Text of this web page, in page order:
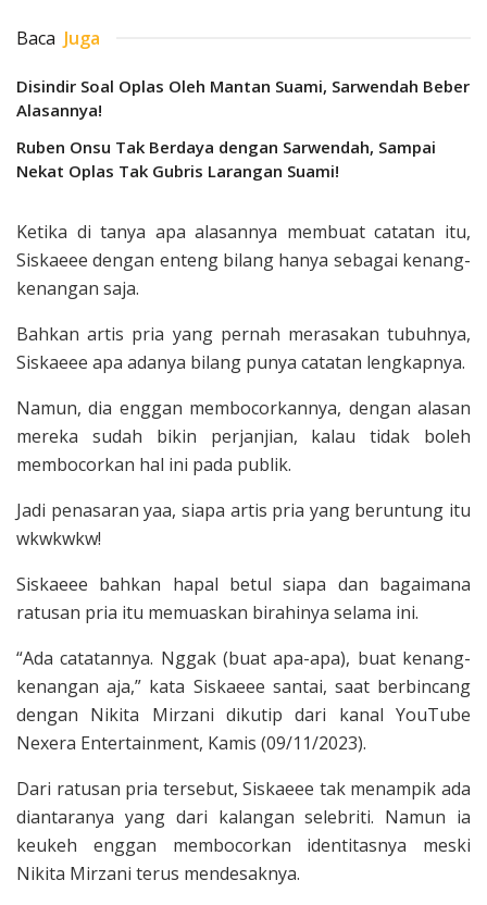
Baca Juga
Disindir Soal Oplas Oleh Mantan Suami, Sarwendah Beber
Alasannya!
Ruben Onsu Tak Berdaya dengan Sarwendah, Sampai
Nekat Oplas Tak Gubris Larangan Suami!
Ketika di tanya apa alasannya membuat catatan itu,
Siskaeee dengan enteng bilang hanya sebagai kenang-
kenangan saja.
Bahkan artis pria yang pernah merasakan tubuhnya,
Siskaeee apa adanya bilang punya catatan lengkapnya.
Namun, dia enggan membocorkannya, dengan alasan
mereka sudah bikin perjanjian, kalau tidak boleh
membocorkan hal ini pada publik.
Jadi penasaran yaa, siapa artis pria yang beruntung itu
wkwkwkw!
Siskaeee bahkan hapal betul siapa dan bagaimana
ratusan pria itu memuaskan birahinya selama ini.
“Ada catatannya. Nggak (buat apa-apa), buat kenang-
kenangan aja,” kata Siskaeee santai, saat berbincang
dengan Nikita Mirzani dikutip dari kanal YouTube
Nexera Entertainment, Kamis (09/11/2023).
Dari ratusan pria tersebut, Siskaeee tak menampik ada
diantaranya yang dari kalangan selebriti. Namun ia
keukeh enggan membocorkan identitasnya meski
Nikita Mirzani terus mendesaknya.